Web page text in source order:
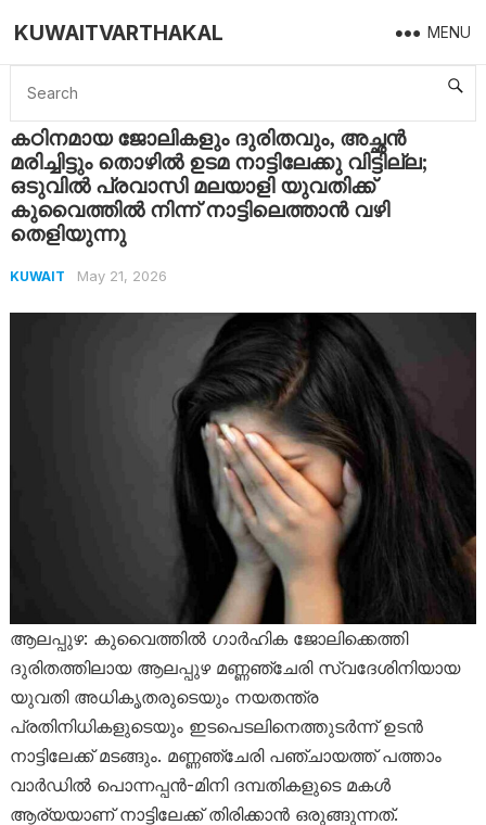
KUWAITVARTHAKAL MENU
Home Kuwait കഠിനമായ ജോലികളും ദുരിതവും, അച്ഛൻ മരിച്ചിട്ടും തൊഴിൽ ഉടമ നാട്ടിലേക്കു വിട്ടില്ല; ഒടുവിൽ പ്രവാസി മലയാളി യുവതിക്ക് കുവൈത്തിൽ നിന്ന് നാട്ടിലെത്താൻ വഴി തെളിയുന്നു
കഠിനമായ ജോലികളും ദുരിതവും, അച്ഛൻ
മരിച്ചിട്ടും തൊഴിൽ ഉടമ നാട്ടിലേക്കു വിട്ടില്ല;
ഒടുവിൽ പ്രവാസി മലയാളി യുവതിക്ക്
കുവൈത്തിൽ നിന്ന് നാട്ടിലെത്താൻ വഴി
തെളിയുന്നു
KUWAIT May 21, 2026
ആലപ്പുഴ: കുവൈത്തിൽ ഗാർഹിക ജോലിക്കെത്തി
ദുരിതത്തിലായ ആലപ്പുഴ മണ്ണഞ്ചേരി സ്വദേശിനിയായ
യുവതി അധികൃതരുടെയും നയതന്ത്ര
പ്രതിനിധികളുടെയും ഇടപെടലിനെത്തുടർന്ന് ഉടൻ
നാട്ടിലേക്ക് മടങ്ങും. മണ്ണഞ്ചേരി പഞ്ചായത്ത് പത്താം
വാർഡിൽ പൊന്നപ്പൻ-മിനി ദമ്പതികളുടെ മകൾ
ആര്യയാണ് നാട്ടിലേക്ക് തിരിക്കാൻ ഒരുങ്ങുന്നത്.